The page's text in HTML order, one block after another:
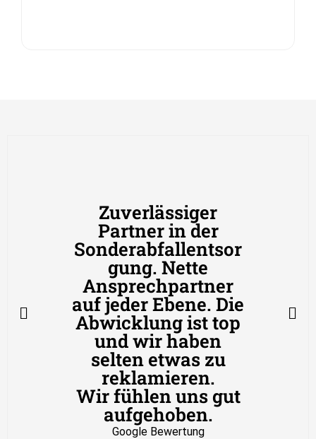
Zuverlässiger
Partner in der
Sonderabfallentsor
gung. Nette
Ansprechpartner
auf jeder Ebene. Die
Abwicklung ist top
und wir haben
selten etwas zu
reklamieren.
Wir fühlen uns gut
aufgehoben.
Google Bewertung